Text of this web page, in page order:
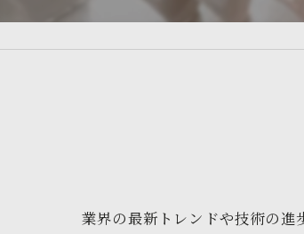
業界の最新トレンドや技術の進